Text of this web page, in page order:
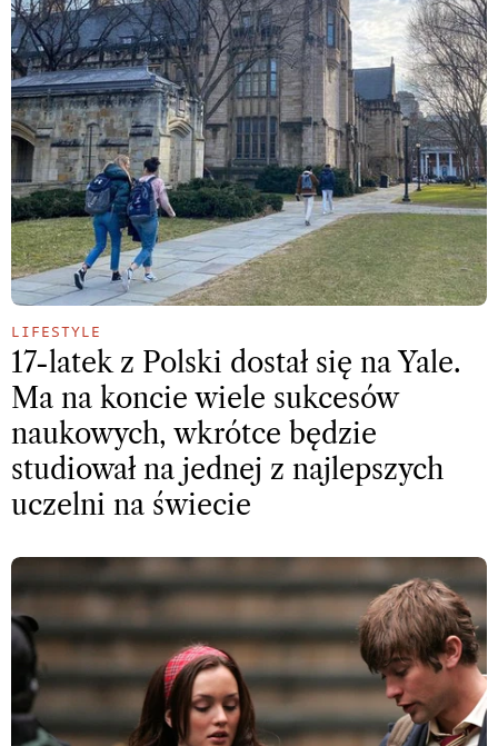
LIFESTYLE
17-latek z Polski dostał się na Yale.
Ma na koncie wiele sukcesów
naukowych, wkrótce będzie
studiował na jednej z najlepszych
uczelni na świecie